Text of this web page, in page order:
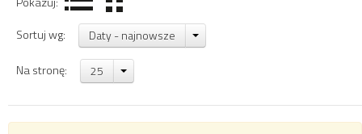
Sortuj wg:
Daty - najnowsze
Na stronę: 25